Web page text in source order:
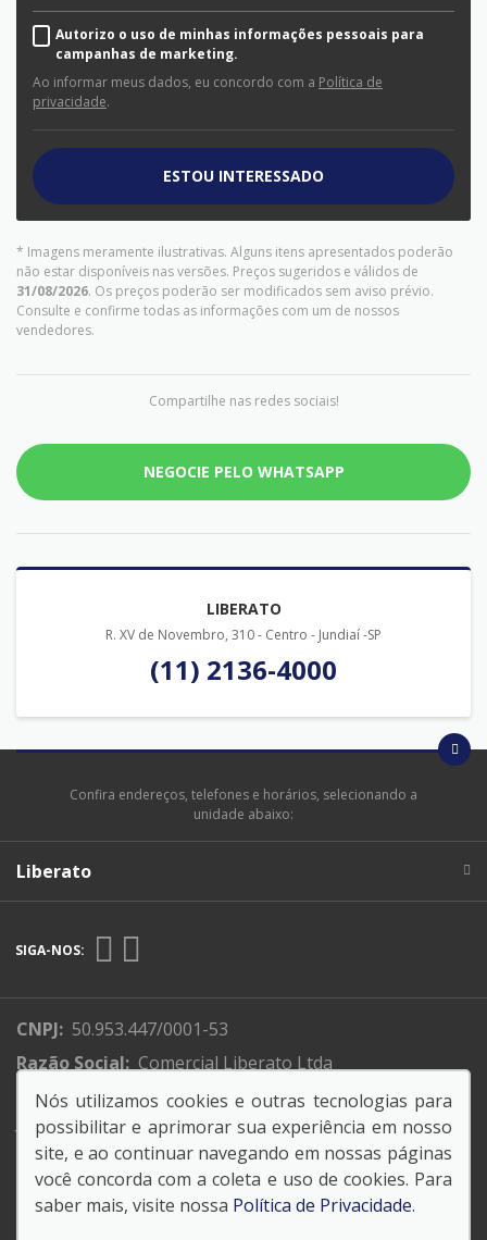
Autorizo o uso de minhas informações pessoais para
campanhas de marketing.
Ao informar meus dados, eu concordo com a Política de
privacidade.
ESTOU INTERESSADO
* Imagens meramente ilustrativas. Alguns itens apresentados poderão
não estar disponíveis nas versões. Preços sugeridos e válidos de
31/08/2026. Os preços poderão ser modificados sem aviso prévio.
Consulte e confirme todas as informações com um de nossos
vendedores.
Compartilhe nas redes sociais!
NEGOCIE PELO WHATSAPP
LIBERATO
R. XV de Novembro, 310 - Centro - Jundiaí -SP
(11) 2136-4000
Confira endereços, telefones e horários, selecionando a
unidade abaixo:
Liberato
SIGA-NOS:
CNPJ: 50.953.447/0001-53
Razão Social: Comercial Liberato Ltda
Endereço Matriz: R. XV de Novembro, 310 - Centro -
Jundiaí -SP
Nós utilizamos cookies e outras tecnologias para
possibilitar e aprimorar sua experiência em nosso
site, e ao continuar navegando em nossas páginas
você concorda com a coleta e uso de cookies. Para
saber mais, visite nossa Política de Privacidade.